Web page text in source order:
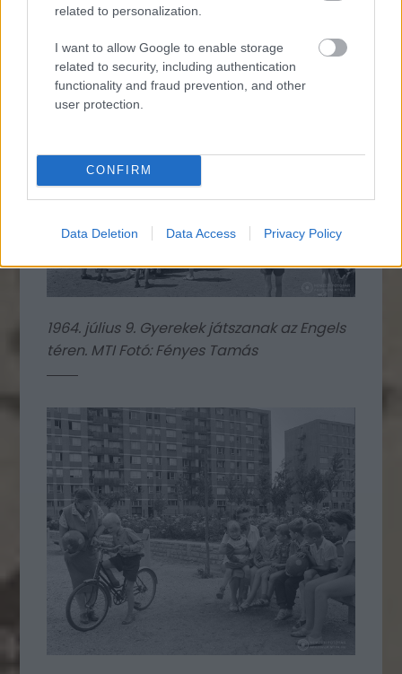
related to personalization.
I want to allow Google to enable storage
related to security, including authentication
functionality and fraud prevention, and other
user protection.
CONFIRM
Data Deletion Data Access Privacy Policy
1964. július 9. Gyerekek játszanak az Engels
téren. MTI Fotó: Fényes Tamás